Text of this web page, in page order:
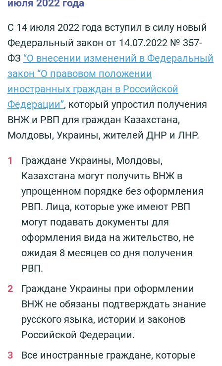
июля 2022 года
С 14 июля 2022 года вступил в силу новый
Федеральный закон от 14.07.2022 № 357-
ФЗ “О внесении изменений в Федеральный
закон “О правовом положении
иностранных граждан в Российской
Федерации”, который упростил получения
ВНЖ и РВП для граждан Казахстана,
Молдовы, Украины, жителей ДНР и ЛНР.
Граждане Украины, Молдовы,
Казахстана могут получить ВНЖ в
упрощенном порядке без оформления
РВП. Лица, которые уже имеют РВП
могут подавать документы для
оформления вида на жительство, не
ожидая 8 месяцев со дня получения
РВП.
Граждане Украины при оформлении
ВНЖ не обязаны подтверждать знание
русского языка, истории и законов
Российской Федерации.
Все иностранные граждане, которые